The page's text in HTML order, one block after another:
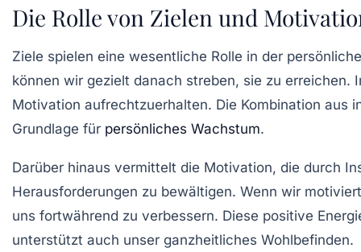
Die Rolle von Zielen und
Ziele spielen eine wesentliche Rolle in der
können wir gezielt danach streben, sie zu erreichen.
Motivation aufrechtzuerhalten. Die Kombination aus
Grundlage für persönliches Wachstum.
Darüber hinaus vermittelt die Motivation, die durch
Herausforderungen zu bewältigen. Wenn wir
uns fortwährend zu verbessern. Diese positive
unterstützt auch unser ganzheitliches Wohlbefinden.